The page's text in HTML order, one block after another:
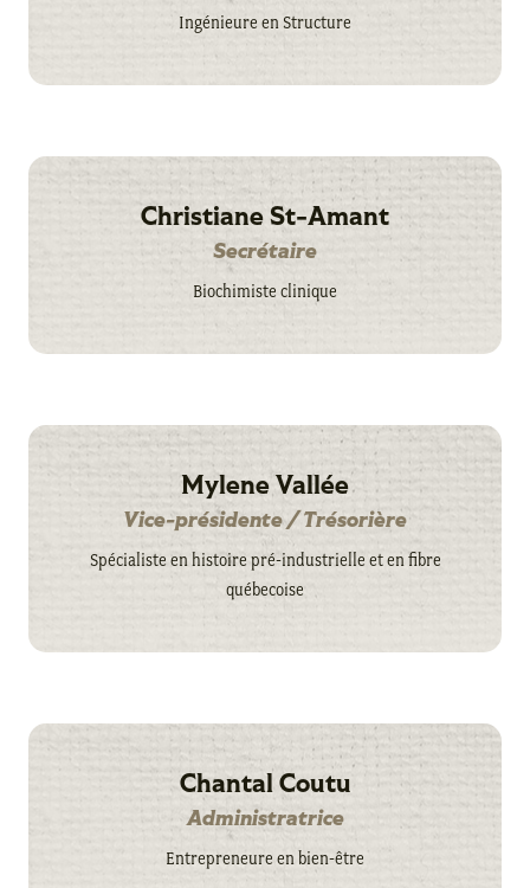
Ingénieure en Structure
Christiane St-Amant
Secrétaire
Biochimiste clinique
Mylene Vallée
Vice-présidente / Trésorière
Spécialiste en histoire pré-industrielle et en fibre
québecoise
Chantal Coutu
Administratrice
Entrepreneure en bien-être